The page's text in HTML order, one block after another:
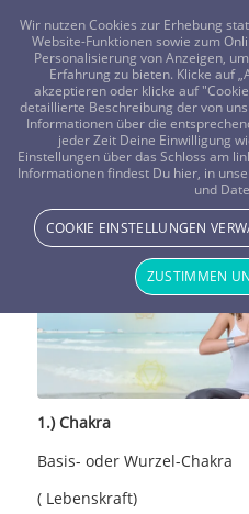
FRAGEN? KOSTENLOS
Chakra
Vistano Beraterin
1.) Chakra
Basis- oder Wurzel-Chakra
( Lebenskraft)
Wir nutzen Cookies zur Erhebung
Website-Funktionen sowie zum
Personalisierung von Anzeigen,
Erfahrung zu bieten. Klicke auf
akzeptieren oder klicke auf
detaillierte Beschreibung der von
Informationen über die
jeder Zeit Deine Einwilligung
Einstellungen über das Schloss am
Informationen findest Du hier, in
und
COOKIE EINSTELLUNGEN
ZUSTIMMEN